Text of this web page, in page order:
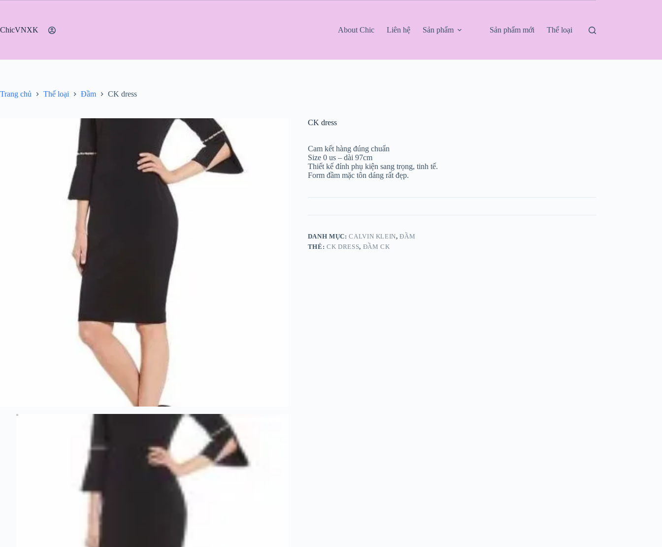
nội
ChicVNXK About Chic Liên hệ Sản phẩm Sản phẩm mới Thể loại
Trang chủ Thể loại Đầm CK dress
CK dress
Cam kết hàng đúng chuẩn
Size 0 us – dài 97cm
Thiết kế đính phụ kiện sang trọng, tinh tế.
Form đầm mặc tôn dáng rất đẹp.
DANH MỤC:CALVIN KLEIN,ĐẦM
THẺ:CK DRESS, ĐẦM CK